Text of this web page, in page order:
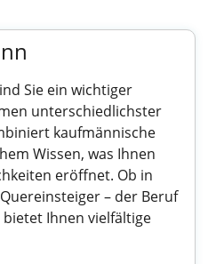
Sie ein wichtiger
unterschiedlichster
kaufmännische
Wissen, was Ihnen
eröffnet. Ob in
– der Beruf
Ihnen vielfältige